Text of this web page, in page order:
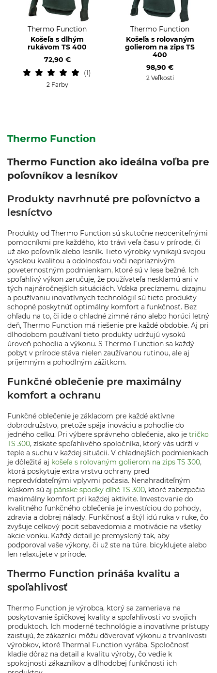
Thermo Function
Košeľa s dlhým
rukávom TS 400
72,90 €
1
2 Farby
Thermo Function
Košeľa s rolovaným
golierom na zips TS
400
98,90 €
2 Veľkosti
Thermo Function
Thermo Function ako ideálna voľba pre
poľovníkov a lesníkov
Produkty navrhnuté pre poľovníctvo a
lesníctvo
Produkty od Thermo Function sú skutočne neoceniteľnými
pomocníkmi pre každého, kto trávi veľa času v prírode, či
už ako poľovník alebo lesník. Tieto výrobky vynikajú svojou
vysokou kvalitou a odolnosťou voči nepriaznivým
poveternostným podmienkam, ktoré sú v lese bežné. Ich
spoľahlivý výkon zaručuje, že používateľa nesklamú ani v
tých najnáročnejších situáciách. Vďaka precíznemu dizajnu
a používaniu inovatívnych technológií sú tieto produkty
schopné poskytnúť optimálny komfort a funkčnosť. Bez
ohľadu na to, či ide o chladné zimné ráno alebo horúci letný
deň, Thermo Function má riešenie pre každé obdobie. Aj pri
dlhodobom používaní tieto produkty udržujú vysokú
úroveň pohodlia a výkonu. S Thermo Function sa každý
pobyt v prírode stáva nielen zaužívanou rutinou, ale aj
príjemným a pohodlným zážitkom.
Funkčné oblečenie pre maximálny
komfort a ochranu
Funkčné oblečenie je základom pre každé aktívne
dobrodružstvo, pretože spája inováciu a pohodlie do
jedného celku. Pri výbere správneho oblečenia, ako je tričko
TS 300, získate spoľahlivého spoločníka, ktorý vás udrží v
teple a suchu v každej situácii. V chladnejších podmienkach
je dôležitá aj košeľa s rolovaným golierom na zips TS 300,
ktorá poskytuje extra vrstvu ochrany pred
nepredvídateľnými vplyvmi počasia. Nenahraditeľným
kúskom sú aj pánske spodky dlhé TS 300, ktoré zabezpečia
maximálny komfort pri každej aktivite. Investovanie do
kvalitného funkčného oblečenia je investíciou do pohody,
zdravia a dobrej nálady. Funkčnosť a štýl idú ruka v ruke, čo
zvyšuje celkový pocit sebavedomia a motivácie na všetky
akcie vonku. Každý detail je premyslený tak, aby
podporoval vaše výkony, či už ste na túre, bicyklujete alebo
len relaxujete v prírode.
Thermo Function prináša kvalitu a
spoľahlivosť
Thermo Function je výrobca, ktorý sa zameriava na
poskytovanie špičkovej kvality a spoľahlivosti vo svojich
produktoch. Ich moderné technológie a inovatívne prístupy
zaisťujú, že zákazníci môžu dôverovať výkonu a trvanlivosti
výrobkov, ktoré Thermal Function vyrába. Spoločnosť
kladie dôraz na detail a kvalitu výroby, čo vedie k
spokojnosti zákazníkov a dlhodobej funkčnosti ich